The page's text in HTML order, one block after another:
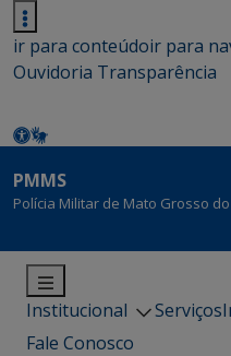
ir para conteúdoir para
Ouvidoria Transparência
PMMS
Polícia Militar de Mato Grosso
Institucional Serviços
Fale Conosco